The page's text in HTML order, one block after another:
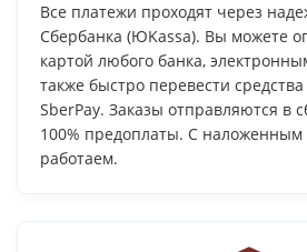
Все платежи проходят через
Сбербанка (ЮKassa). Вы можете
картой любого банка,
также быстро перевести
SberPay. Заказы отправляются в
100% предоплаты. С
работаем.